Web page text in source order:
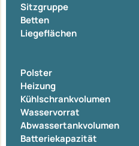
Sitzgruppe
Betten
Liegeflächen
Polster
Heizung
Kühlschrankvolumen
Wasservorrat
Abwassertankvolumen
Batteriekapazität